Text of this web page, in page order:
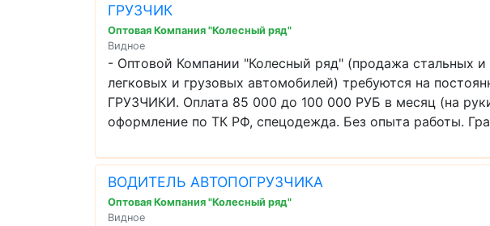
ГРУЗЧИК
Оптовая Компания "Колесный ряд"
Видное
- Оптовой Компании "Колесный ряд" (продажа стальных и
легковых и грузовых автомобилей) требуются на
ГРУЗЧИКИ. Оплата 85 000 до 100 000 РУБ в месяц (на
оформление по ТК РФ, спецодежда. Без опыта работы.
ВОДИТЕЛЬ АВТОПОГРУЗЧИКА
Оптовая Компания "Колесный ряд"
Видное